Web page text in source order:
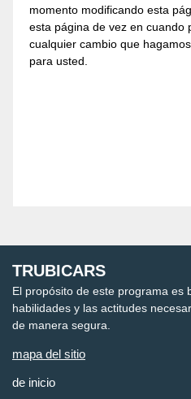
momento modificando esta
esta página de vez en cuando
cualquier cambio que
para usted.
TRUBICARS
El propósito de este programa es
habilidades y las actitudes
de manera segura.
mapa del sitio
de inicio